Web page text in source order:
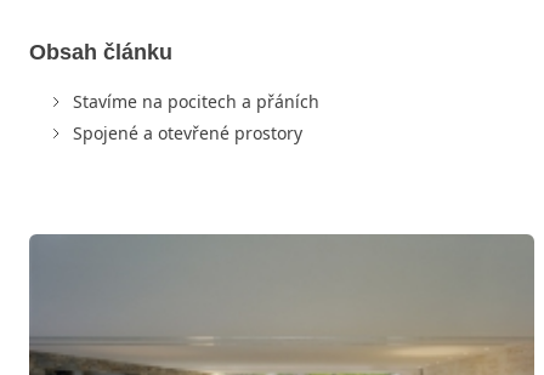
Obsah článku
Stavíme na pocitech a přáních
Spojené a otevřené prostory